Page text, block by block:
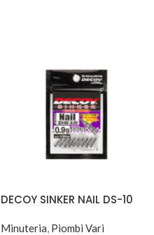
DECOY SINKER NAIL DS-10
Minuteria, Piombi Vari